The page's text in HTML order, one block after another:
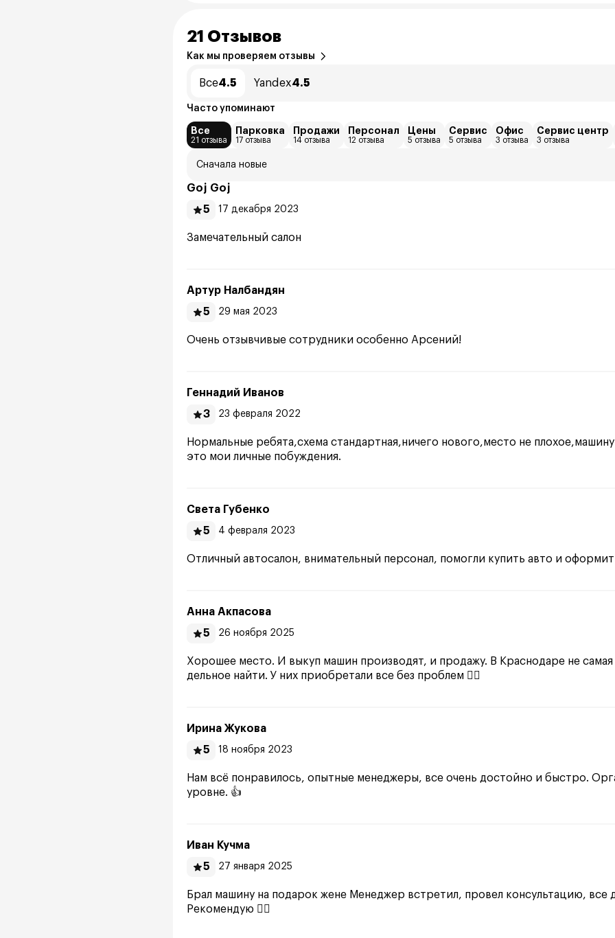
21 Отзывов
Как мы проверяем отзывы
Все4.5 Yandex4.5
Часто упоминают
Все
21 отзыва
Парковка
17 отзыва
Продажи
14 отзыва
Персонал
12 отзыва
Цены
5 отзыва
Сервис
5 отзыва
Офис
3 отзыва
Сервис центр
3 отзыва
Сначала новые
Goj Goj
5
17 декабря 2023
Замечательный салон
Артур Налбандян
5
29 мая 2023
Очень отзывчивые сотрудники особенно Арсений!
Геннадий Иванов
3
23 февраля 2022
Нормальные ребята,схема стандартная,ничего нового,место не
это мои личные побуждения.
Света Губенко
5
4 февраля 2023
Отличный автосалон, внимательный персонал, помогли купить авто и
Анна Акпасова
5
26 ноября 2025
Хорошее место. И выкуп машин производят, и продажу. В Краснодаре не самая
дельное найти. У них приобретали все без проблем 👍🏻
Ирина Жукова
5
18 ноября 2023
Нам всё понравилось, опытные менеджеры, все очень достойно и быстро.
уровне. 👍
Иван Кучма
5
27 января 2025
Брал машину на подарок жене Менеджер встретил, провел консультацию, все
Рекомендую 👍🏻